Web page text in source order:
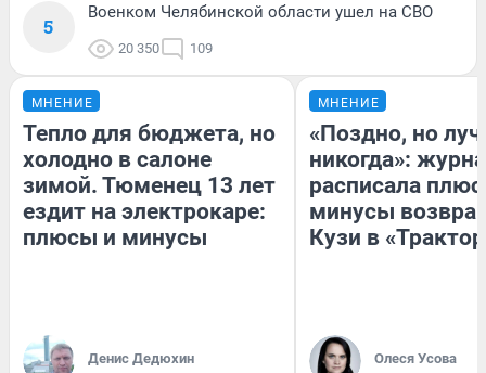
5
Военком Челябинской области ушел на СВО
20 350 109
МНЕНИЕ
Тепло для бюджета, но
холодно в салоне
зимой. Тюменец 13 лет
ездит на электрокаре:
плюсы и минусы
Денис Дедюхин
МНЕНИЕ
«Поздно, но
никогда»:
расписала
минусы
Кузи в
Олеся Усова